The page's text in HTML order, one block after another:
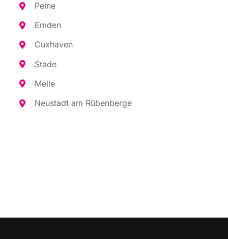
Pei­ne
Emden
Cux­ha­ven
Sta­de
Mel­le
Neu­stadt am Rübenberge